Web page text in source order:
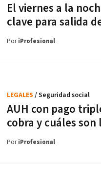
El viernes a la
clave para salida
PoriProfesional
AUH con pago
cobra y cuáles
LEGALES / Seguridad social
PoriProfesional